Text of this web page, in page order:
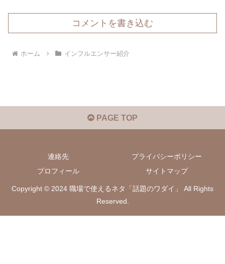
コメントを書き込む
ホーム インフルエンサー紹介
PAGE TOP
連絡先
プライバシーポリシー
プロフィール
サイトマップ
Copyright © 2024 職場で使えるネタ「話題のワダイ」 All Rights
Reserved.